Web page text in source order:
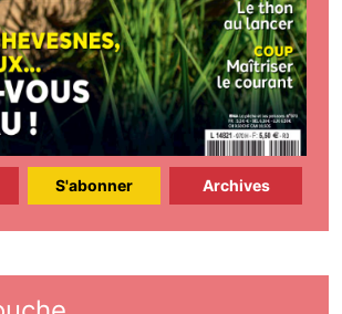
S'abonner Archives